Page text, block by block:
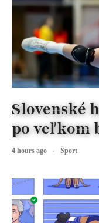
Slovenské
po veľkom
4 hours ago Šport